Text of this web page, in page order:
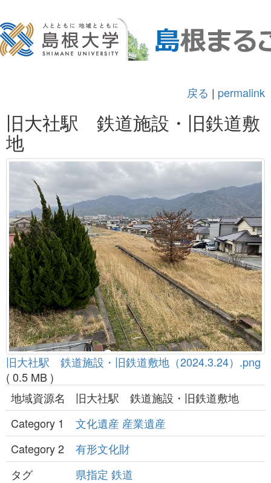
戻る | permalink
旧大社駅 鉄道施設・旧鉄道敷
地
旧大社駅 鉄道施設・旧鉄道敷地（2024.3.24）.png
( 0.5 MB )
地域資源名
旧大社駅 鉄道施設・旧鉄道敷地
Category 1
文化遺産 産業遺産
Category 2
有形文化財
タグ
県指定 鉄道